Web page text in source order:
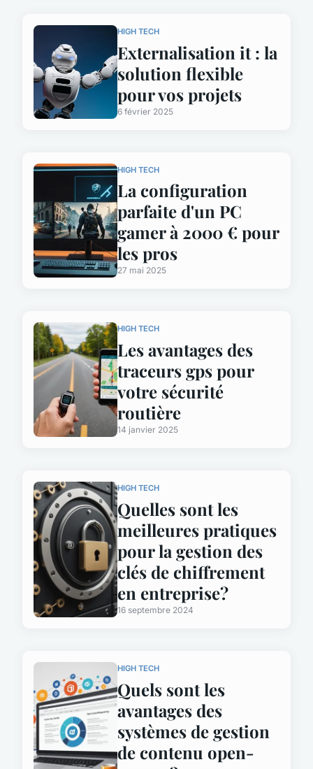
HIGH TECH
Externalisation it : la
solution flexible
pour vos projets
6 février 2025
HIGH TECH
La configuration
parfaite d'un PC
gamer à 2000 € pour
les pros
27 mai 2025
HIGH TECH
Les avantages des
traceurs gps pour
votre sécurité
routière
14 janvier 2025
HIGH TECH
Quelles sont les
meilleures pratiques
pour la gestion des
clés de chiffrement
en entreprise?
16 septembre 2024
HIGH TECH
Quels sont les
avantages des
systèmes de gestion
de contenu open-